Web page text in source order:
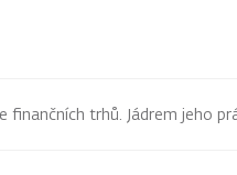
trhů. Jádrem jeho